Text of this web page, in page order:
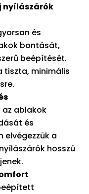
nyílászárók
és
bontását,
beépítését.
tiszta, minimális
az ablakok
és
elvégezzük a
hosszú